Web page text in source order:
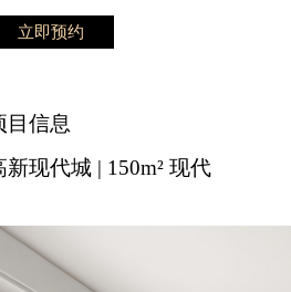
立即预约
目信息
新现代城 | 150m² 现代